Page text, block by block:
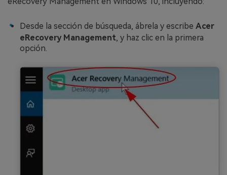
Desde la sección de búsqueda, ábrela y escribe Acer
eRecovery Management, y haz clic en la primera
opción.